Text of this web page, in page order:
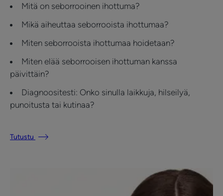
Mitä on seborrooinen ihottuma?
Mikä aiheuttaa seborrooista ihottumaa?
Miten seborrooista ihottumaa hoidetaan?
Miten elää seborrooisen ihottuman kanssa
päivittäin?
Diagnoositesti: Onko sinulla laikkuja, hilseilyä,
punoitusta tai kutinaa?
Tutustu